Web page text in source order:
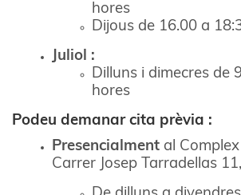
hores
Dijous de 16.00 a
Juliol :
Dilluns i dimecres de
hores
Podeu demanar cita prèvia :
Presencialment al
Carrer Josep Tarradellas